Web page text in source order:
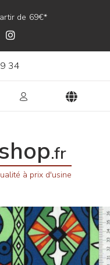
de 69€*
34
.fr
à prix d'usine